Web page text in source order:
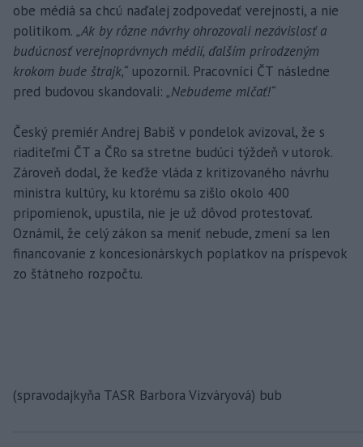
obe médiá sa chcú naďalej zodpovedať verejnosti, a nie
politikom. „Ak by rôzne návrhy ohrozovali nezávislosť a
budúcnosť verejnoprávnych médií, ďalším prirodzeným
krokom bude štrajk,“ upozornil. Pracovníci ČT následne
pred budovou skandovali: „Nebudeme mlčať!“
Český premiér Andrej Babiš v pondelok avizoval, že s
riaditeľmi ČT a ČRo sa stretne budúci týždeň v utorok.
Zároveň dodal, že keďže vláda z kritizovaného návrhu
ministra kultúry, ku ktorému sa zišlo okolo 400
pripomienok, upustila, nie je už dôvod protestovať.
Oznámil, že celý zákon sa meniť nebude, zmení sa len
financovanie z koncesionárskych poplatkov na príspevok
zo štátneho rozpočtu.
(spravodajkyňa TASR Barbora Vizváryová) bub